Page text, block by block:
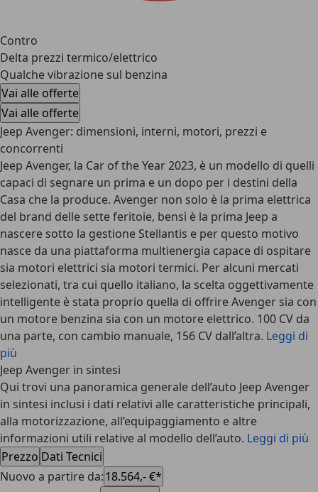
Contro
Delta prezzi termico/elettrico
Qualche vibrazione sul benzina
Vai alle offerte
Vai alle offerte
Jeep Avenger: dimensioni, interni, motori, prezzi e
concorrenti
Jeep Avenger, la Car of the Year 2023, è un modello di quelli
capaci di segnare un prima e un dopo per i destini della
Casa che la produce. Avenger non solo è la prima elettrica
del brand delle sette feritoie, bensì è la prima Jeep a
nascere sotto la gestione Stellantis e per questo motivo
nasce da una piattaforma multienergia capace di ospitare
sia motori elettrici sia motori termici. Per alcuni mercati
selezionati, tra cui quello italiano, la scelta oggettivamente
intelligente è stata proprio quella di offrire Avenger sia con
un motore benzina sia con un motore elettrico. 100 CV da
una parte, con cambio manuale, 156 CV dall’altra. Leggi di
più
Jeep Avenger in sintesi
Qui trovi una panoramica generale dell’auto Jeep Avenger
in sintesi inclusi i dati relativi alle caratteristiche principali,
alla motorizzazione, all’equipaggiamento e altre
informazioni utili relative al modello dell’auto. Leggi di più
Prezzo Dati Tecnici
Nuovo a partire da:18.564,- €*